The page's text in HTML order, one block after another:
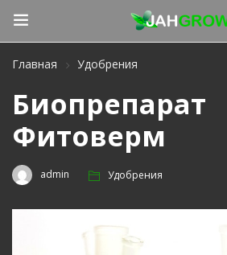
Главная Удобрения
Биопрепарат
Фитоверм
admin Удобрения